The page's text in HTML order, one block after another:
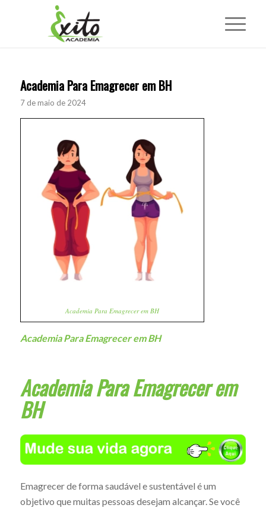
Academia Para Emagrecer em BH
7 de maio de 2024
Academia Para Emagrecer em BH
Academia Para Emagrecer em BH
Academia Para Emagrecer em
BH
Emagrecer de forma saudável e sustentável é um
objetivo que muitas pessoas desejam alcançar. Se você